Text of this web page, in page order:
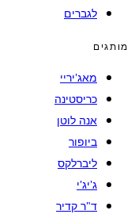
לגברים
מותגים
מאג'יריי
כריסטינה
אנה לוטן
ביופור
ליברלקס
ג'יג'י
ד"ר קדיר